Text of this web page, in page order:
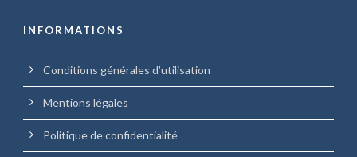
INFORMATIONS
Conditions générales d’utilisation
Mentions légales
Politique de confidentialité